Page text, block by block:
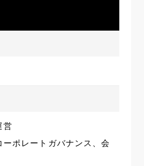
営
ーポレートガバナンス、会